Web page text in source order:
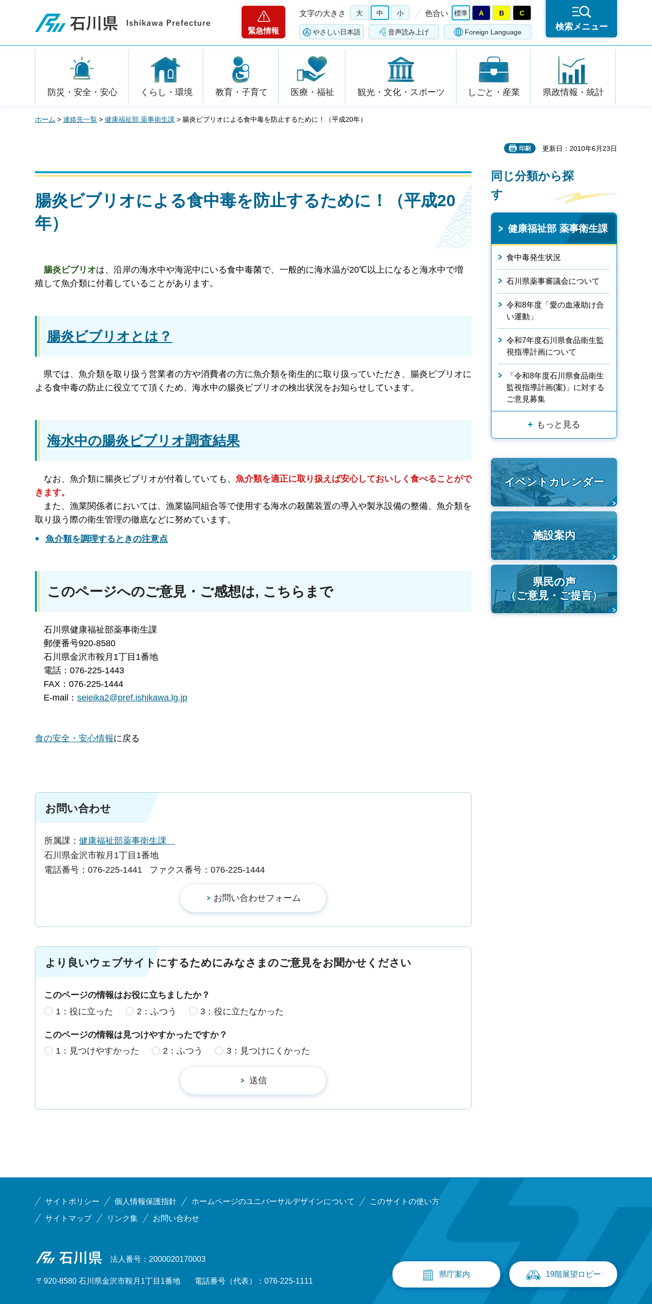
石川県
緊急情報
文字の大きさ 大 中 小 色合い 標準 A B C
やさしい日本語 音声読み上げ Foreign Language
検索メニュー
防災・安全・安心 くらし・環境 教育・子育て 医療・福祉 観光・文化・スポーツ しごと・産業 県政情報・統計
ホーム > 連絡先一覧 > 健康福祉部 薬事衛生課 > 腸炎ビブリオによる食中毒を防止するために！（平成20年）
印刷 更新日：2010年6月23日
腸炎ビブリオによる食中毒を防止するために！（平成20
年）
腸炎ビブリオは、沿岸の海水中や海泥中にいる食中毒菌で、一般的に海水温が20℃以上になると海水中で増
殖して魚介類に付着していることがあります。
腸炎ビブリオとは？
県では、魚介類を取り扱う営業者の方や消費者の方に魚介類を衛生的に取り扱っていただき、腸炎ビブリオに
よる食中毒の防止に役立てて頂くため、海水中の腸炎ビブリオの検出状況をお知らせしています。
海水中の腸炎ビブリオ調査結果
なお、魚介類に腸炎ビブリオが付着していても、 魚介類を適正に取り扱えば安心しておいしく食べることがで
きます。
ま た、漁業関係者においては、漁業協同組合等で使用する海水の殺菌装置の導入や製氷設備の整備、魚介類を
取り扱う際の衛生管理の徹底などに努めています。
魚介類を調理するときの注意点
このページへのご意見・ご感想は, こちらまで
石川県健康福祉部薬事衛生課
郵便番号920-8580
石川県金沢市鞍月1丁目1番地
電話：076-225-1443
FAX：076-225-1444
E-mail： seieika2@pref.ishikawa.lg.jp
食の安全・安心情報に戻る
お問い合わせ
所属課： 健康福祉部薬事衛生課
石川県金沢市鞍月1丁目1番地
電話番号：076-225-1441
ファクス番号：076-225-1444
より良いウェブサイトにするためにみなさまのご意見をお聞かせください
このページの情報はお役に立ちましたか？
1：役に立った
2：ふつう 3：役に立たなかった
このページの情報は見つけやすかったですか？
1：見つけやすかった
2：ふつう 3：見つけにくかった
同じ分類から探
す
健康福祉部 薬事衛生課
食中毒発生状況
石川県薬事審議会について
令和8年度「愛の血液助け合
い運動」
令和7年度石川県食品衛生監
視指導計画について
「令和8年度石川県食品衛生
監視指導計画(案)」に対する
ご意見募集
もっと見る
イベントカレンダー
施設案内
県民の声
（ご意見・ご提言）
サイトポリシー 個人情報保護指針 ホームページのユニバーサルデザインについて このサイトの使い方
サイトマップ リンク集 お問い合わせ
石川県 法人番号：2000020170003
〒920-8580 石川県金沢市鞍月1丁目1番地 電話番号（代表）：076-225-1111
県庁案内 19階展望ロビー